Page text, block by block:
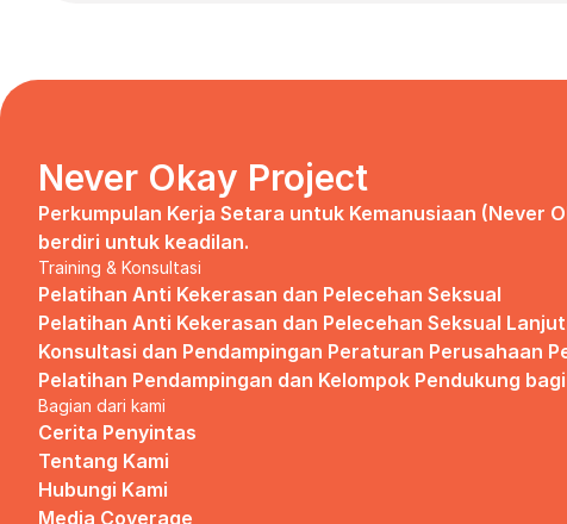
Never Okay Project
Perkumpulan Kerja Setara untuk Kemanusiaan (Never
berdiri untuk keadilan.
Training & Konsultasi
Pelatihan Anti Kekerasan dan Pelecehan Seksual
Pelatihan Anti Kekerasan dan Pelecehan Seksual
Konsultasi dan Pendampingan Peraturan Perusahaan
Pelatihan Pendampingan dan Kelompok Pendukung
Bagian dari kami
Cerita Penyintas
Tentang Kami
Hubungi Kami
Media Coverage